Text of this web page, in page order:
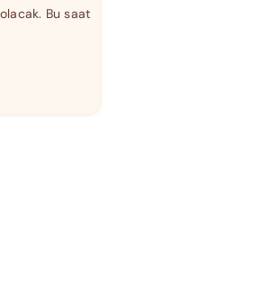
Bu saat